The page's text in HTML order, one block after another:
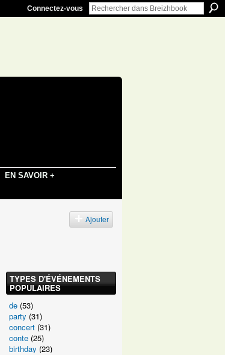
Connectez-vous
EN SAVOIR +
Ajouter
TYPES D'ÉVÉNEMENTS
POPULAIRES
de (53)
party (31)
concert (31)
conte (25)
birthday (23)